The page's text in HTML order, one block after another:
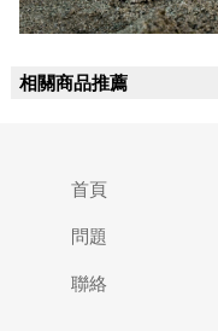
相關商品推薦
首頁
問題
聯絡